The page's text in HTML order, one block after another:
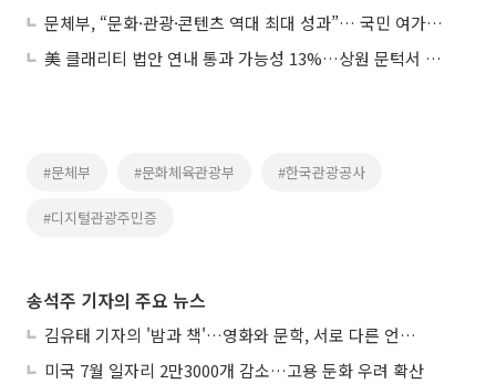
문체부, “문화·관광·콘텐츠 역대 최대 성과”… 국민 여가만족도도 최고치 경신
美 클래리티 법안 연내 통과 가능성 13%…상원 문턱서 제동
#문체부 #문화체육관광부 #한국관광공사
#디지털관광주민증
송석주 기자의 주요 뉴스
김유태 기자의 '밤과 책'…영화와 문학, 서로 다른 언어를 읽다
미국 7월 일자리 2만3000개 감소…고용 둔화 우려 확산